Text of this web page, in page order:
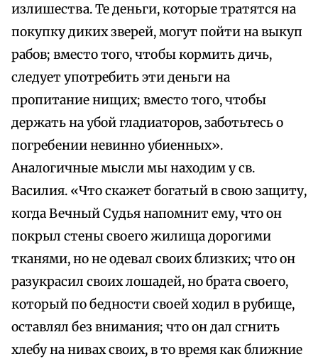
излишества. Те деньги, которые тратятся на
покупку диких зверей, могут пойти на выкуп
рабов; вместо того, чтобы кормить дичь,
следует употребить эти деньги на
пропитание нищих; вместо того, чтобы
держать на убой гладиаторов, заботьтесь о
погребении невинно убиенных».
Аналогичные мысли мы находим у св.
Василия. «Что скажет богатый в свою защиту,
когда Вечный Судья напомнит ему, что он
покрыл стены своего жилища дорогими
тканями, но не одевал своих близких; что он
разукрасил своих лошадей, но брата своего,
который по бедности своей ходил в рубище,
оставлял без внимания; что он дал сгнить
хлебу на нивах своих, в то время как ближние